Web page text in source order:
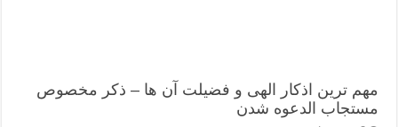
مهم ترین اذکار الهی و فضیلت آن ها – ذکر مخصوص
مستجاب الدعوه شدن